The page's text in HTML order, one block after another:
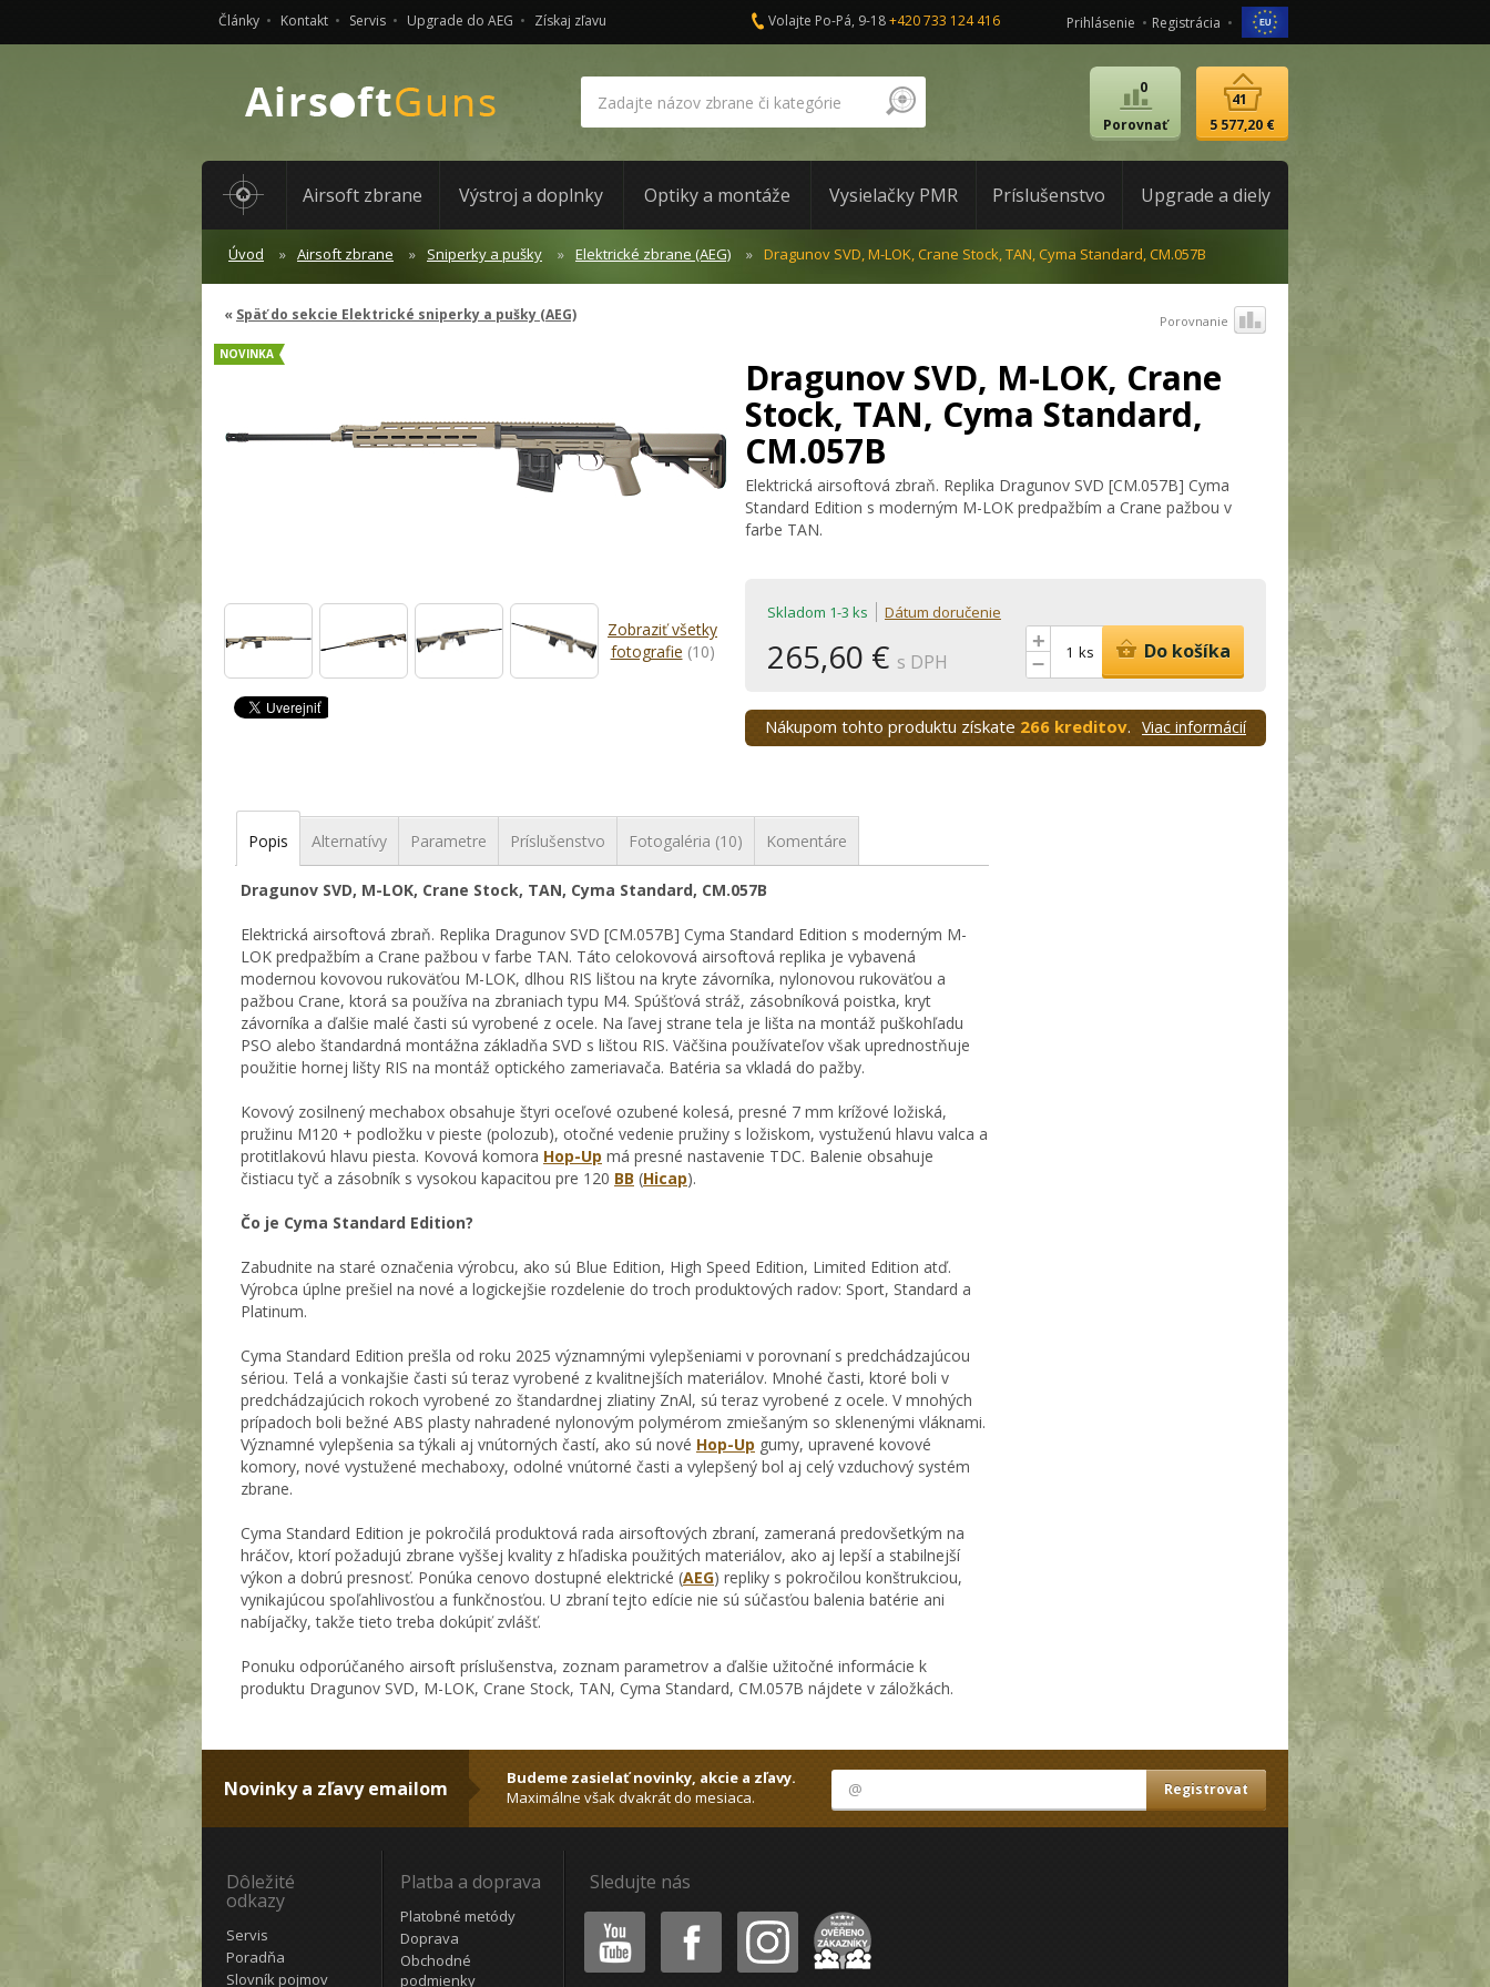
Články Kontakt Servis Upgrade do AEG Získaj zľavu Volajte Po-Pá, 9-18+420 733 124 416 Prihlásenie Registrácia
Porovnať
0
5 577,20 €
41
Airsoft zbrane Výstroj a doplnky Optiky a montáže Vysielačky PMR Príslušenstvo Upgrade a diely
Úvod Airsoft zbrane Sniperky a pušky Elektrické zbrane (AEG) Dragunov SVD, M-LOK, Crane Stock, TAN, Cyma Standard, CM.057B
Späť do sekcie Elektrické sniperky a pušky (AEG) Porovnanie
Zobraziť všetky
fotografie (10)
NOVINKA
Dragunov SVD, M-LOK, Crane
Stock, TAN, Cyma Standard,
CM.057B
Elektrická airsoftová zbraň. Replika Dragunov SVD [CM.057B] Cyma
Standard Edition s moderným M-LOK predpažbím a Crane pažbou v
farbe TAN.
Skladom 1-3 ks Dátum doručenie
265,60 € s DPH
+
–
ks Do košíka
Nákupom tohto produktu získate 266 kreditov. Viac informácií
Popis Alternatívy Parametre Príslušenstvo Fotogaléria (10) Komentáre
Dragunov SVD, M-LOK, Crane Stock, TAN, Cyma Standard, CM.057B
Elektrická airsoftová zbraň. Replika Dragunov SVD [CM.057B] Cyma Standard Edition s moderným M-
LOK predpažbím a Crane pažbou v farbe TAN. Táto celokovová airsoftová replika je vybavená
modernou kovovou rukoväťou M-LOK, dlhou RIS lištou na kryte závorníka, nylonovou rukoväťou a
pažbou Crane, ktorá sa používa na zbraniach typu M4. Spúšťová stráž, zásobníková poistka, kryt
závorníka a ďalšie malé časti sú vyrobené z ocele. Na ľavej strane tela je lišta na montáž puškohľadu
PSO alebo štandardná montážna základňa SVD s lištou RIS. Väčšina používateľov však uprednostňuje
použitie hornej lišty RIS na montáž optického zameriavača. Batéria sa vkladá do pažby.
Kovový zosilnený mechabox obsahuje štyri oceľové ozubené kolesá, presné 7 mm krížové ložiská,
pružinu M120 + podložku v pieste (polozub), otočné vedenie pružiny s ložiskom, vystuženú hlavu valca a
protitlakovú hlavu piesta. Kovová komora Hop-Up má presné nastavenie TDC. Balenie obsahuje
čistiacu tyč a zásobník s vysokou kapacitou pre 120 BB (Hicap).
Čo je Cyma Standard Edition?
Zabudnite na staré označenia výrobcu, ako sú Blue Edition, High Speed Edition, Limited Edition atď.
Výrobca úplne prešiel na nové a logickejšie rozdelenie do troch produktových radov: Sport, Standard a
Platinum.
Cyma Standard Edition prešla od roku 2025 významnými vylepšeniami v porovnaní s predchádzajúcou
sériou. Telá a vonkajšie časti sú teraz vyrobené z kvalitnejších materiálov. Mnohé časti, ktoré boli v
predchádzajúcich rokoch vyrobené zo štandardnej zliatiny ZnAl, sú teraz vyrobené z ocele. V mnohých
prípadoch boli bežné ABS plasty nahradené nylonovým polymérom zmiešaným so sklenenými vláknami.
Významné vylepšenia sa týkali aj vnútorných častí, ako sú nové Hop-Up gumy, upravené kovové
komory, nové vystužené mechaboxy, odolné vnútorné časti a vylepšený bol aj celý vzduchový systém
zbrane.
Cyma Standard Edition je pokročilá produktová rada airsoftových zbraní, zameraná predovšetkým na
hráčov, ktorí požadujú zbrane vyššej kvality z hľadiska použitých materiálov, ako aj lepší a stabilnejší
výkon a dobrú presnosť. Ponúka cenovo dostupné elektrické (AEG) repliky s pokročilou konštrukciou,
vynikajúcou spoľahlivosťou a funkčnosťou. U zbraní tejto edície nie sú súčasťou balenia batérie ani
nabíjačky, takže tieto treba dokúpiť zvlášť.
Ponuku odporúčaného airsoft príslušenstva, zoznam parametrov a ďalšie užitočné informácie k
produktu Dragunov SVD, M-LOK, Crane Stock, TAN, Cyma Standard, CM.057B nájdete v záložkách.
Novinky a zľavy emailom
Budeme zasielať novinky, akcie a zľavy.
Maximálne však dvakrát do mesiaca.
Dôležité
odkazy
Servis
Poradňa
Slovník pojmov
Platba a doprava
Platobné metódy
Doprava
Obchodné
podmienky
Sledujte nás
Youtube Facebook Instagram Heureka